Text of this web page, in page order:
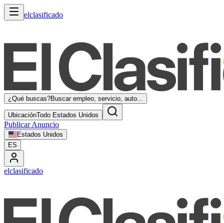
elclasificado
¿Qué buscas?Buscar empleo, servicio, auto...
UbicaciónTodo Estados Unidos
Publicar Anuncio
Estados Unidos
ES
elclasificado